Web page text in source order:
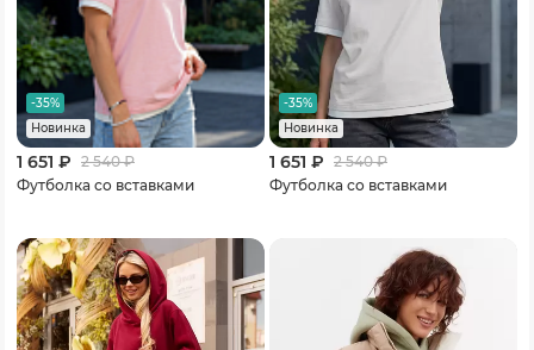
-35%
Новинка
1 651 ₽ 2 540₽
Футболка со вставками
-35%
Новинка
1 651 ₽ 2 540₽
Футболка со вставками